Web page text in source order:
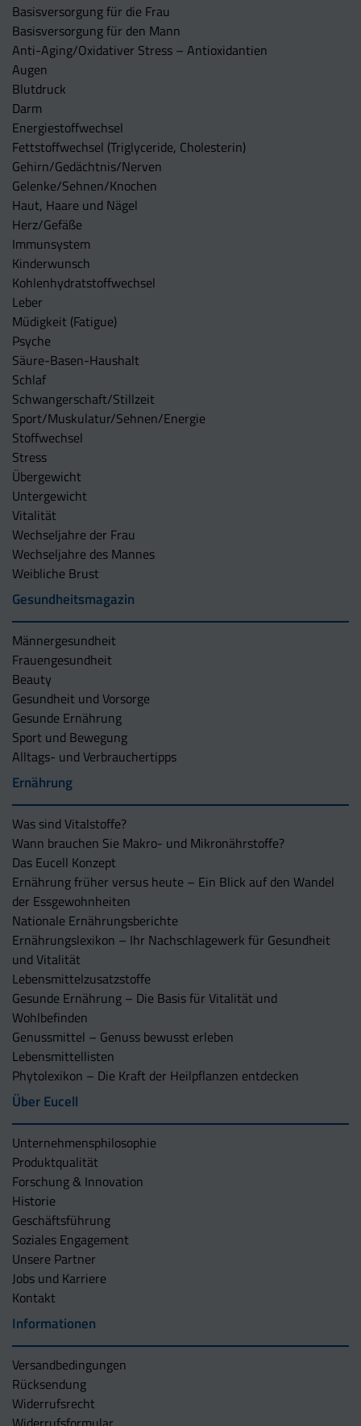
Basisversorgung für die Frau
Basisversorgung für den Mann
Anti-Aging/Oxidativer Stress – Antioxidantien
Augen
Blutdruck
Darm
Energiestoffwechsel
Fettstoffwechsel (Triglyceride, Cholesterin)
Gehirn/Gedächtnis/Nerven
Gelenke/Sehnen/Knochen
Haut, Haare und Nägel
Herz/Gefäße
Immunsystem
Kinderwunsch
Kohlenhydratstoffwechsel
Leber
Müdigkeit (Fatigue)
Psyche
Säure-Basen-Haushalt
Schlaf
Schwangerschaft/Stillzeit
Sport/Muskulatur/Sehnen/Energie
Stoffwechsel
Stress
Übergewicht
Untergewicht
Vitalität
Wechseljahre der Frau
Wechseljahre des Mannes
Weibliche Brust
Gesundheitsmagazin
Männergesundheit
Frauengesundheit
Beauty
Gesundheit und Vorsorge
Gesunde Ernährung
Sport und Bewegung
Alltags- und Verbrauchertipps
Ernährung
Was sind Vitalstoffe?
Wann brauchen Sie Makro- und Mikronährstoffe?
Das Eucell Konzept
Ernährung früher versus heute – Ein Blick auf den Wandel
der Essgewohnheiten
Nationale Ernährungsberichte
Ernährungslexikon – Ihr Nachschlagewerk für Gesundheit
und Vitalität
Lebensmittelzusatzstoffe
Gesunde Ernährung – Die Basis für Vitalität und
Wohlbefinden
Genussmittel – Genuss bewusst erleben
Lebensmittellisten
Phytolexikon – Die Kraft der Heilpflanzen entdecken
Über Eucell
Unternehmens­philosophie
Produktqualität
Forschung & Innovation
Historie
Geschäftsführung
Soziales Engagement
Unsere Partner
Jobs und Karriere
Kontakt
Informationen
Versandbedingungen
Rücksendung
Widerrufsrecht